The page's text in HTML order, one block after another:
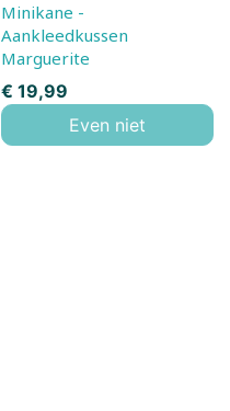
Minikane -
Aankleedkussen
Marguerite
Prijs
€ 19,99
Even niet